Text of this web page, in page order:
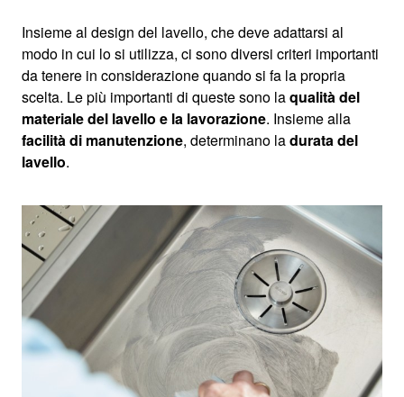
Insieme al design del lavello, che deve adattarsi al
modo in cui lo si utilizza, ci sono diversi criteri importanti
da tenere in considerazione quando si fa la propria
scelta. Le più importanti di queste sono laqualità del
materiale del lavello e la lavorazione. Insieme alla
facilità di manutenzione, determinano ladurata del
lavello.